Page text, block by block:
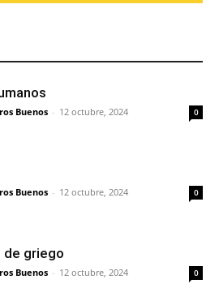
Buenos - 12 octubre, 2024 0
Buenos - 12 octubre, 2024 0
de griego
Buenos - 12 octubre, 2024 0